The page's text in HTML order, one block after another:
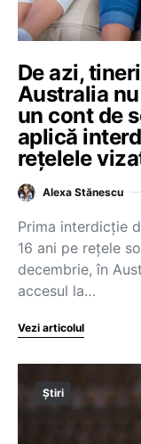
De azi,
Australia
un cont de
aplică
rețelele
Alexa Stănescu
Prima interdicție
16 ani pe rețele
decembrie, în
accesul la…
Vezi articolul
Știri